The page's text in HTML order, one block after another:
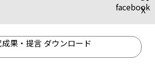
facebook
X
果・提言 ダウンロード